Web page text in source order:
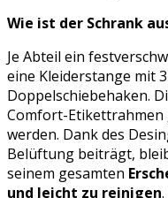
Wie ist der Schrank
Je Abteil ein
eine Kleiderstange mit
Doppelschiebehaken.
Comfort-
werden. Dank des
Belüftung beiträgt,
seinem gesamten
und leicht zu reinigen